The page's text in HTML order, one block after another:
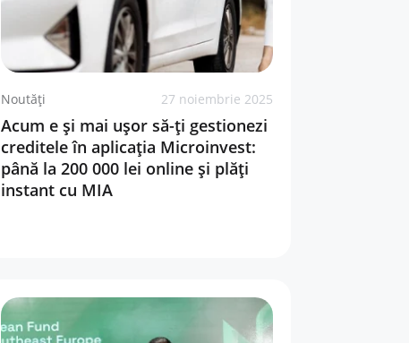
Noutăți 27 noiembrie 2025
Acum e și mai ușor să-ți gestionezi
creditele în aplicația Microinvest:
până la 200 000 lei online și plăți
instant cu MIA